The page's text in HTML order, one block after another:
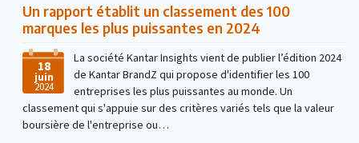
Un rapport établit un classement des 100
marques les plus puissantes en 2024
18
juin
2024
La société Kantar Insights vient de publier l’édition 2024
de Kantar BrandZ qui propose d'identifier les 100
entreprises les plus puissantes au monde. Un
classement qui s'appuie sur des critères variés tels que la valeur
boursière de l'entreprise ou…